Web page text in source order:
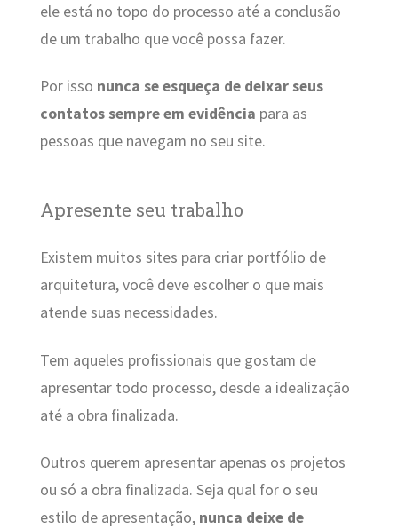
ele está no topo do processo até a conclusão
de um trabalho que você possa fazer.
Por isso nunca se esqueça de deixar seus
contatos sempre em evidência para as
pessoas que navegam no seu site.
Apresente seu trabalho
Existem muitos sites para criar portfólio de
arquitetura, você deve escolher o que mais
atende suas necessidades.
Tem aqueles profissionais que gostam de
apresentar todo processo, desde a idealização
até a obra finalizada.
Outros querem apresentar apenas os projetos
ou só a obra finalizada. Seja qual for o seu
estilo de apresentação, nunca deixe de